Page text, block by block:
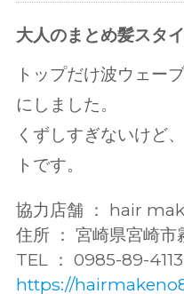
大人のまとめ髪スタ
トップだけ波ウェー
にしました。
くずしすぎないけど
トです。
協力店舗 ： hair
住所 ： 宮崎県宮崎
TEL ： 0985-89-4113
https://